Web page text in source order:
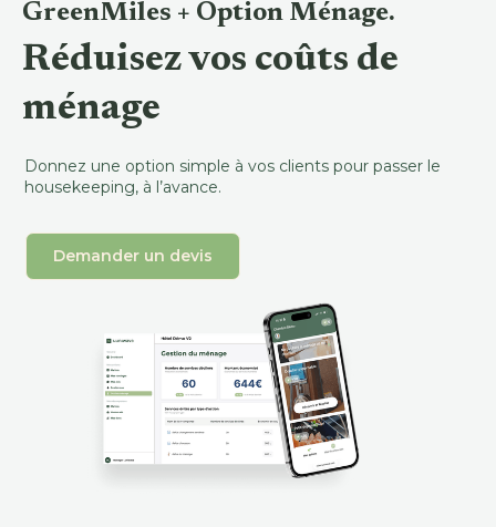
GreenMiles + Option Ménage.
Réduisez vos coûts de
ménage
Donnez une option simple à vos clients pour passer le
housekeeping, à l’avance.
Demander un devis